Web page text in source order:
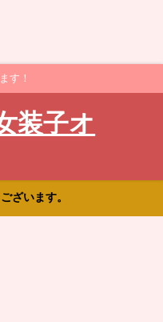
す！
装子オ
ざいます。